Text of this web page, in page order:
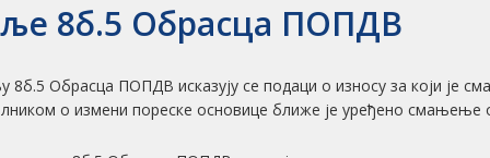
8б.5 Обрасца ПОПДВ
8б.5 Обрасца ПОПДВ исказују се подаци о износу за који је
о измени пореске основице ближе је уређено